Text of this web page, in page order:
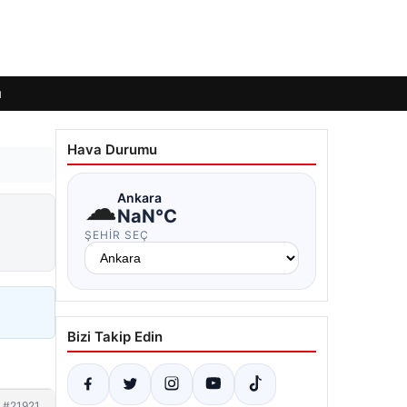
Hava Durumu
☁Ankara
NaN°C
ŞEHIR SEÇ
Bizi Takip Edin